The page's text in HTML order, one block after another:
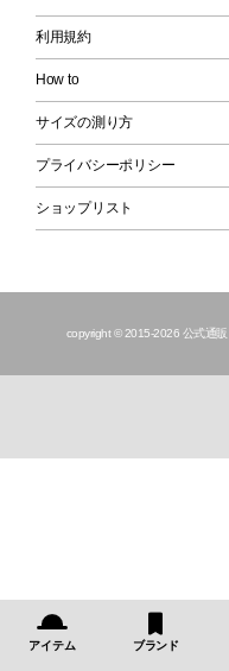
利用規約
How to
サイズの測り方
プライバシーポリシー
ショップリスト
copyright © 2015-2026 公式通販
アイテム ブランド